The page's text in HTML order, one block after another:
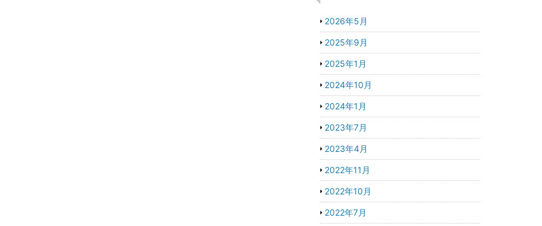
2026年5月
2025年9月
2025年1月
2024年10月
2024年1月
2023年7月
2023年4月
2022年11月
2022年10月
2022年7月